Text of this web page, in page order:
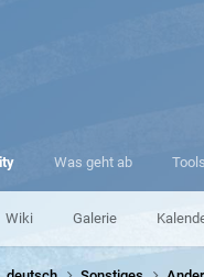
Wiki Galerie
Was geht ab Tools